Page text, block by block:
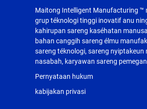
Maitong Intelligent Manufacturing ™
grup téknologi tinggi inovatif anu
kahirupan sareng kaséhatan
bahan canggih sareng élmu
sareng téknologi, sareng nyiptakeun
nasabah, karyawan sareng
Pernyataan hukum
kabijakan privasi